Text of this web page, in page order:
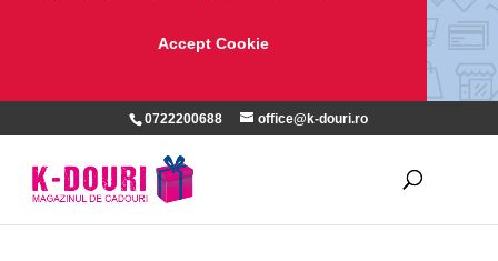
Accept Cookie
0722200688 office@k-douri.ro